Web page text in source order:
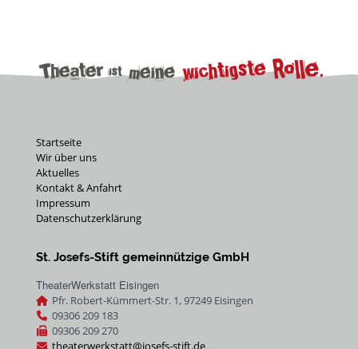
Startseite
Wir über uns
Aktuelles
Kontakt & Anfahrt
Impressum
Datenschutzerklärung
St. Josefs-Stift gemeinnützige GmbH
TheaterWerkstatt Eisingen
Pfr. Robert-Kümmert-Str. 1,97249 Eisingen
09306 209 183
09306 209 270
theaterwerkstatt@josefs-stift.de